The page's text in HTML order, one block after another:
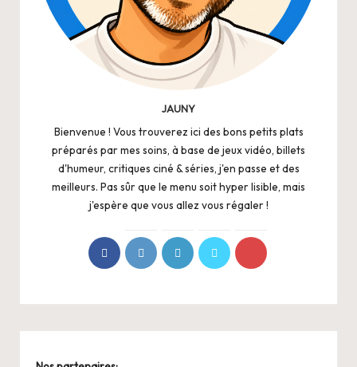
JAUNY
Bienvenue ! Vous trouverez ici des bons petits plats
préparés par mes soins, à base de jeux vidéo, billets
d'humeur, critiques ciné & séries, j'en passe et des
meilleurs. Pas sûr que le menu soit hyper lisible, mais
j'espère que vous allez vous régaler !